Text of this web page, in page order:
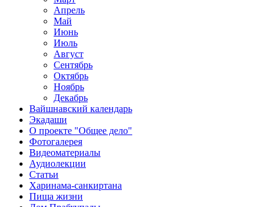
Апрель
Май
Июнь
Июль
Август
Сентябрь
Октябрь
Ноябрь
Декабрь
Вайшнавский календарь
Экадаши
О проекте "Общее дело"
Фотогалерея
Видеоматериалы
Аудиолекции
Статьи
Харинама-санкиртана
Пища жизни